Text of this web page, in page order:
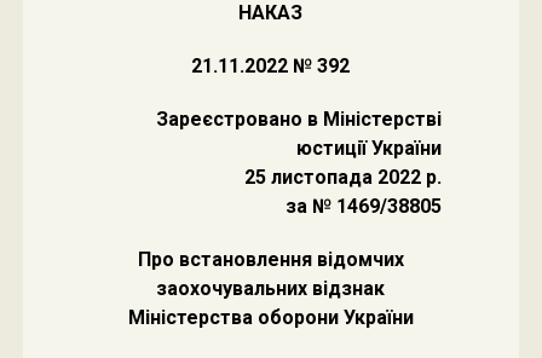
НАКАЗ
21.11.2022 № 392
Зареєстровано в Міністерстві
юстиції України
25 листопада 2022 р.
за № 1469/38805
Про встановлення відомчих
заохочувальних відзнак
Міністерства оборони України